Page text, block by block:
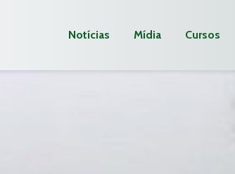
Notícias Mídia Cursos